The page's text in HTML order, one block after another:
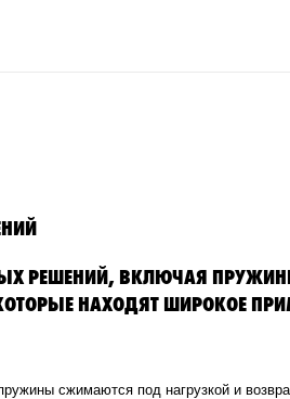
РЕШЕНИЙ, ВКЛЮЧАЯ
НАХОДЯТ ШИРОКОЕ
сжимаются под нагрузкой и